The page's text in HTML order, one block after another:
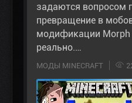
задаются вопросом
превращение в
модификации Morph
реально.…
МОДЫ MINECRAFT